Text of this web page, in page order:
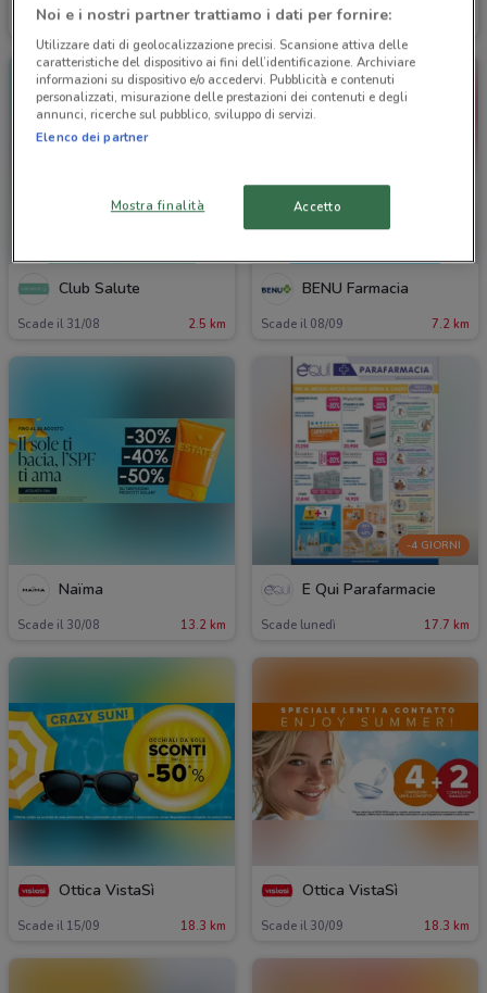
Scade il 31/12 668 m Scade il 31/08
Club Salute
Scade il 31/08 2.5 km
BENU Farmacia
Scade il 08/09 7.2 km
Naïma
Scade il 30/08 13.2 km
-4 GIORNI
É Qui Parafarmacie
Scade lunedì 17.7 km
Ottica VistaSì
Scade il 15/09 18.3 km
Ottica VistaSì
Scade il 30/09 18.3 km
Noi e i nostri partner trattiamo i dati per fornire:
Utilizzare dati di geolocalizzazione precisi. Scansione attiva delle
caratteristiche del dispositivo ai fini dell’identificazione. Archiviare
informazioni su dispositivo e/o accedervi. Pubblicità e contenuti
personalizzati, misurazione delle prestazioni dei contenuti e degli
annunci, ricerche sul pubblico, sviluppo di servizi.
Elenco dei partner
Mostra finalità Accetto